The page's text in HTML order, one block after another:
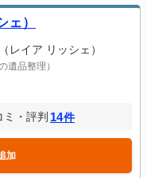
）
レイア リッシェ）
遺品整理）
ミ・評判 14件
加